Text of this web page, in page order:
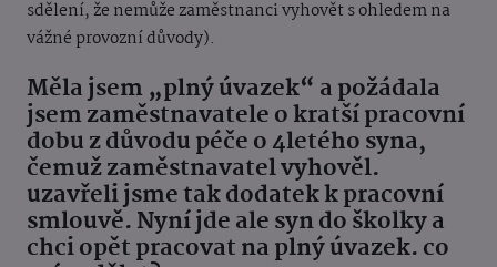
sdělení, že nemůže zaměstnanci vyhovět s ohledem na
vážné provozní důvody).
Měla jsem „plný úvazek“ a požádala
jsem zaměstnavatele o kratší pracovní
dobu z důvodu péče o 4letého syna,
čemuž zaměstnavatel vyhověl.
uzavřeli jsme tak dodatek k pracovní
smlouvě. Nyní jde ale syn do školky a
chci opět pracovat na plný úvazek. co